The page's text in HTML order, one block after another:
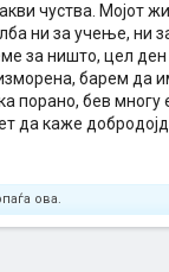
чуства. Мојот
ни за учење, ни
за ништо, цел ден
барем да
порано, бев многу
да каже
ова.